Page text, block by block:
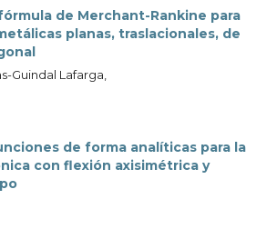
de Merchant-Rankine para
planas, traslacionales, de
Guindal Lafarga,
de forma analíticas para la
con flexión axisimétrica y